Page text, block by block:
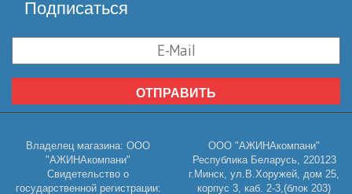
Подписаться
ОТПРАВИТЬ
Владелец магазина: ООО
"АЖИНАкомпани"
Свидетельство о
государственной регистрации:
ООО "АЖИНАкомпани"
Республика Беларусь, 220123
г.Минск, ул.В.Хоружей, дом 25,
корпус 3, каб. 2-3,(блок 203)